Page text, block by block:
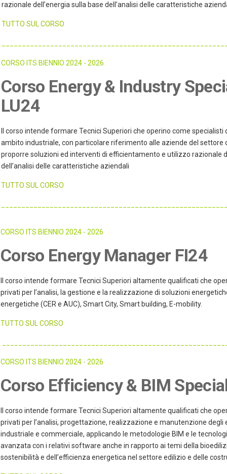
razionale dell’energia sulla base dell’analisi delle caratteristiche
TUTTO SUL CORSO
CORSO ITS BIENNIO 2024 - 2026
Corso Energy & Industry
LU24
Il corso intende formare Tecnici Superiori che operino come
ambito industriale, con particolare riferimento alle aziende del settore
proporre soluzioni ed interventi di efficientamento e utilizzo razionale
dell’analisi delle caratteristiche aziendali
TUTTO SUL CORSO
CORSO ITS BIENNIO 2024 - 2026
Corso Energy Manager FI24
Il corso intende formare Tecnici Superiori altamente qualificati che
privati per l’analisi, la gestione e la realizzazione di soluzioni
energetiche (CER e AUC), Smart City, Smart building, E-mobility.
TUTTO SUL CORSO
CORSO ITS BIENNIO 2024 - 2026
Corso Efficiency & BIM
Il corso intende formare Tecnici Superiori altamente qualificati che
privati per l’analisi, progettazione, realizzazione e manutenzione degli
industriale e commerciale, applicando le metodologie BIM e le
avanzata con i relativi software anche in rapporto ai temi della
sostenibilità e dell’efficienza energetica nel settore edilizio e delle